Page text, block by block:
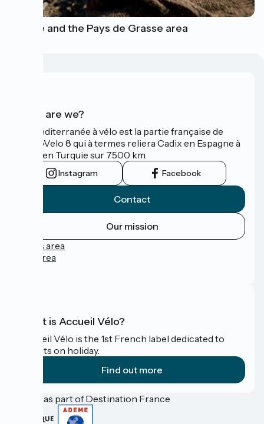
Grasse and the Pays de Grasse area
Who are we?
La Méditerranée à vélo est la partie française de
l'EuroVelo 8 qui à termes reliera Cadix en Espagne à
Izmir en Turquie sur 7500 km.
Instagram Facebook
Contact
Our mission
Press area
Pro area
What is Accueil Vélo?
Accueil Vélo is the 1st French label dedicated to
cyclists on holiday.
Find out more
Funded as part of Destination France